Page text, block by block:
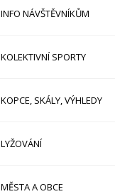
INFO NÁVŠTĚVNÍKŮM
KOLEKTIVNÍ SPORTY
KOPCE, SKÁLY, VÝHLEDY
LYŽOVÁNÍ
MĚSTA A OBCE